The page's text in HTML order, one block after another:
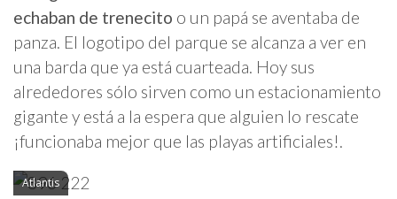
echaban de trenecito o un papá se aventaba de
panza. El logotipo del parque se alcanza a ver en
una barda que ya está cuarteada. Hoy sus
alrededores sólo sirven como un estacionamiento
gigante y está a la espera que alguien lo rescate
¡funcionaba mejor que las playas artificiales!.
Atlantis